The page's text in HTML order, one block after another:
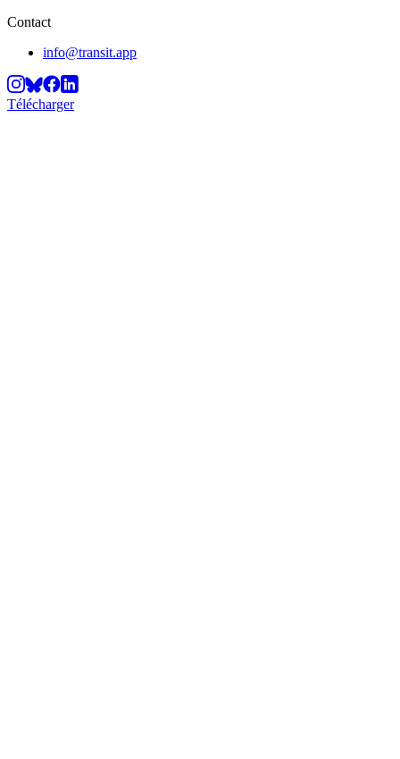
Contact
info@transit.app
Télécharger